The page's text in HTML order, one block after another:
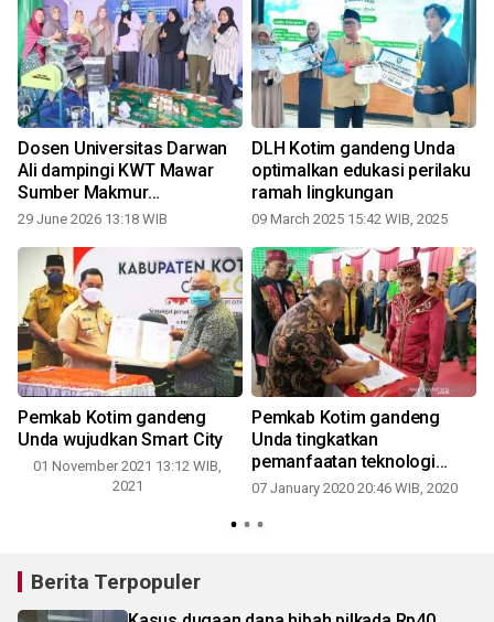
Dosen Universitas Darwan
Ali dampingi KWT Mawar
Sumber Makmur
kembangkan jamu higienis
29 June 2026 13:18 WIB
DLH Kotim gandeng Unda
optimalkan edukasi perilaku
ramah lingkungan
09 March 2025 15:42 WIB, 2025
Pemkab Kotim gandeng
Unda wujudkan Smart City
01 November 2021 13:12 WIB,
2021
Pemkab Kotim gandeng
Unda tingkatkan
pemanfaatan teknologi
informasi
07 January 2020 20:46 WIB, 2020
Berita Terpopuler